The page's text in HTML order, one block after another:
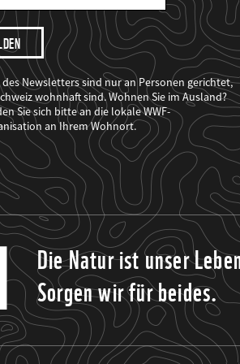
Newsletters sind nur an Personen gerichtet,
wohnhaft sind. Wohnen Sie im Ausland?
Sie sich bitte an die lokale WWF-
an Ihrem Wohnort.
Die Natur ist unser
Sorgen wir für beides.